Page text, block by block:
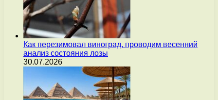
Как перезимовал виноград, проводим весенний
анализ состояния лозы
30.07.2026